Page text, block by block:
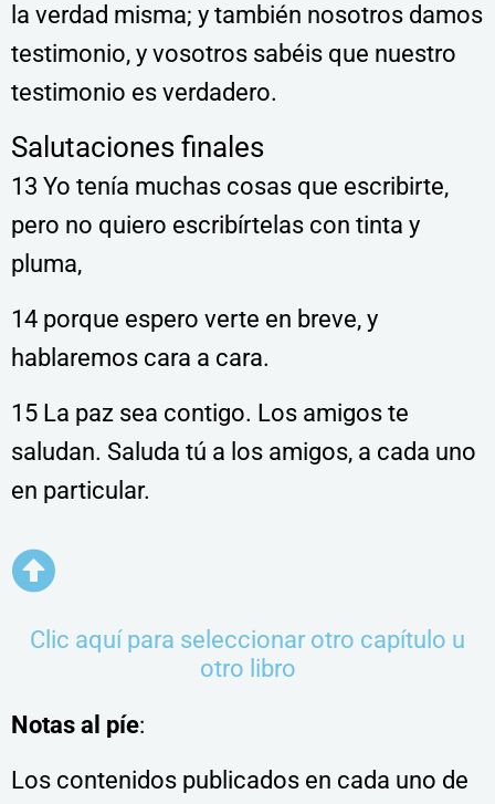
la verdad misma; y también nosotros damos
testimonio, y vosotros sabéis que nuestro
testimonio es verdadero.
Salutaciones finales
13 Yo tenía muchas cosas que escribirte,
pero no quiero escribírtelas con tinta y
pluma,
14 porque espero verte en breve, y
hablaremos cara a cara.
15 La paz sea contigo. Los amigos te
saludan. Saluda tú a los amigos, a cada uno
en particular.
Clic aquí para seleccionar otro capítulo u
otro libro
Notas al píe:
Los contenidos publicados en cada uno de